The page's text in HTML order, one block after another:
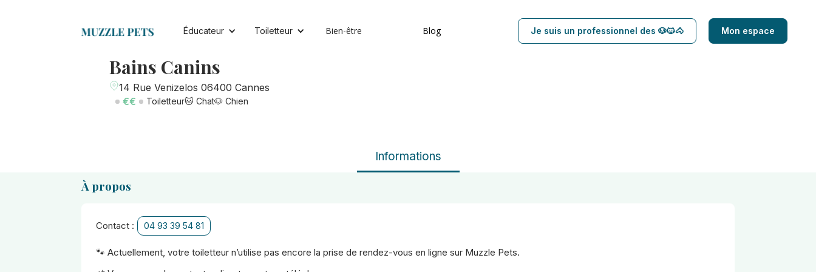
Éducateur Toiletteur Bien-être Blog Je suis un professionnel des 🐶🐱🐴 Mon espace
Bains Canins
14 Rue Venizelos 06400 Cannes
€€
Toiletteur🐱 Chat🐶 Chien
Informations
À propos
Contact : 04 93 39 54 81
🐾 Actuellement, votre toiletteur n’utilise pas encore la prise de rendez-vous en ligne sur Muzzle Pets.